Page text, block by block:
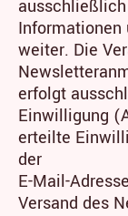
Informationen
weiter. Die
erfolgt
Einwilligung
erteilte
der
E-Mail-
Versand des